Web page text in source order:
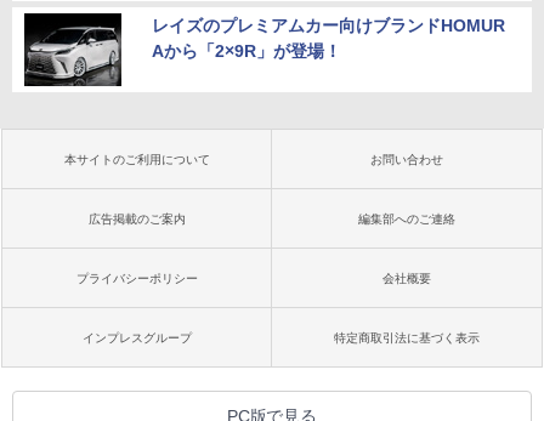
レイズのプレミアムカー向けブランドHOMUR
Aから「2×9R」が登場！
本サイトのご利用について お問い合わせ
広告掲載のご案内 編集部へのご連絡
プライバシーポリシー 会社概要
インプレスグループ 特定商取引法に基づく表示
PC版で見る